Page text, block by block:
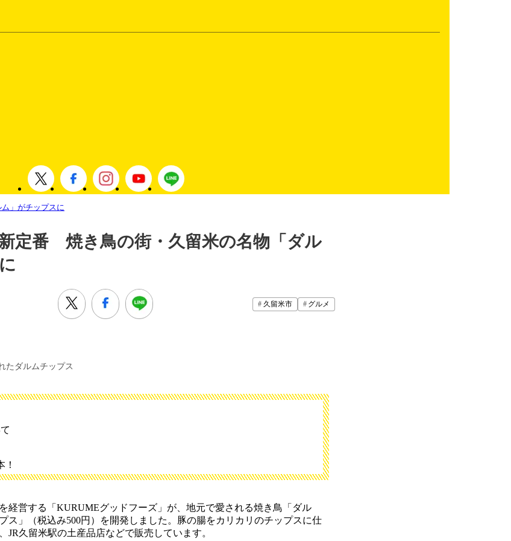
」がチップスに
定番 焼き鳥の街・久留米の名物「ダル
久留米市 グルメ
たダルムチップス
！
経営する「KURUMEグッドフーズ」が、地元で愛される焼き鳥「ダル
ス」（税込み500円）を開発しました。豚の腸をカリカリのチップスに仕
JR久留米駅の土産品店などで販売しています。